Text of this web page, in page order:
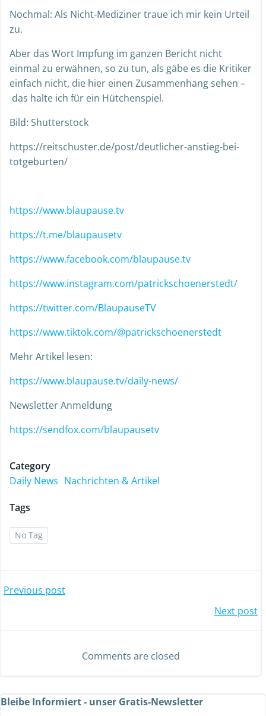
Nochmal: Als Nicht-Mediziner traue ich mir kein Urteil
zu.
Aber das Wort Impfung im ganzen Bericht nicht
einmal zu erwähnen, so zu tun, als gäbe es die Kritiker
einfach nicht, die hier einen Zusammenhang sehen –
das halte ich für ein Hütchenspiel.
Bild: Shutterstock
https://reitschuster.de/post/deutlicher-anstieg-bei-
totgeburten/
https://www.blaupause.tv
https://t.me/blaupausetv
https://www.facebook.com/blaupause.tv
https://www.instagram.com/patrickschoenerstedt/
https://twitter.com/BlaupauseTV
https://www.tiktok.com/@patrickschoenerstedt
Mehr Artikel lesen:
https://www.blaupause.tv/daily-news/
Newsletter Anmeldung
https://sendfox.com/blaupausetv
Category
Daily News Nachrichten & Artikel
Tags
No Tag
Previous post
Next post
Comments are closed
Bleibe Informiert - unser Gratis-Newsletter